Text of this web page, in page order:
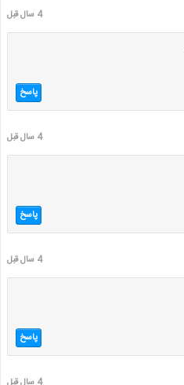
4 سال قبل
پاسخ
4 سال قبل
پاسخ
4 سال قبل
پاسخ